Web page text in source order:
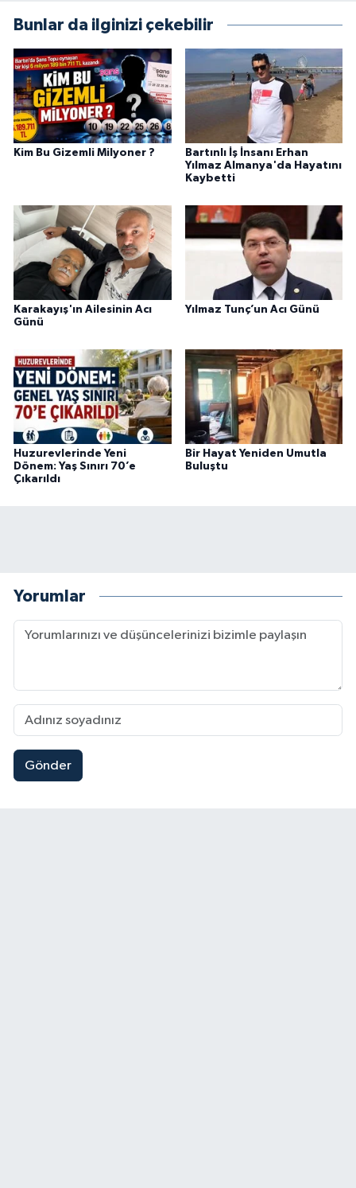
Bunlar da ilginizi çekebilir
Kim Bu Gizemli Milyoner ?
Bartınlı İş İnsanı Erhan
Yılmaz Almanya'da Hayatını
Kaybetti
Karakayış'ın Ailesinin Acı
Günü
Yılmaz Tunç’un Acı Günü
Huzurevlerinde Yeni
Dönem: Yaş Sınırı 70’e
Çıkarıldı
Bir Hayat Yeniden Umutla
Buluştu
Yorumlar
Gönder